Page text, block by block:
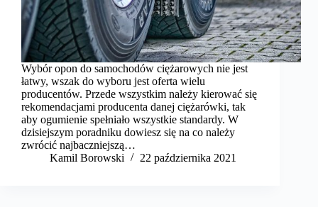
Wybór opon do samochodów ciężarowych nie jest
łatwy, wszak do wyboru jest oferta wielu
producentów. Przede wszystkim należy kierować się
rekomendacjami producenta danej ciężarówki, tak
aby ogumienie spełniało wszystkie standardy. W
dzisiejszym poradniku dowiesz się na co należy
zwrócić najbaczniejszą…
Kamil Borowski
22 października 2021